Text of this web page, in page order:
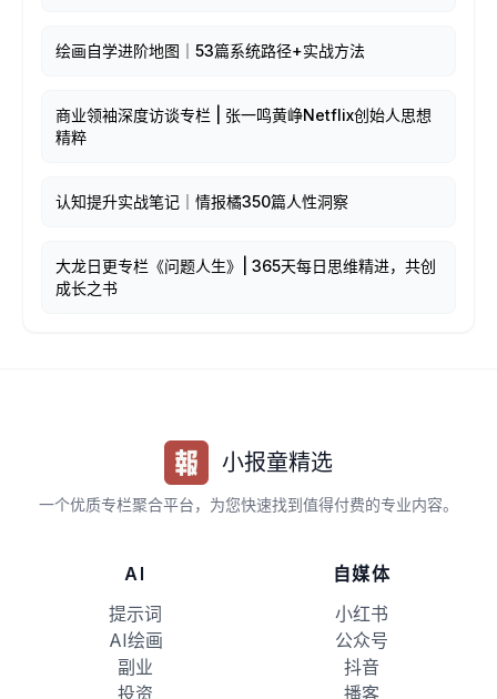
绘画自学进阶地图｜53篇系统路径+实战方法
商业领袖深度访谈专栏 | 张一鸣黄峥Netflix创始人思想
精粹
认知提升实战笔记｜情报橘350篇人性洞察
大龙日更专栏《问题人生》| 365天每日思维精进，共创
成长之书
小报童精选
一个优质专栏聚合平台，为您快速找到值得付费的专业内容。
AI
提示词
AI绘画
副业
投资
自媒体
小红书
公众号
抖音
播客